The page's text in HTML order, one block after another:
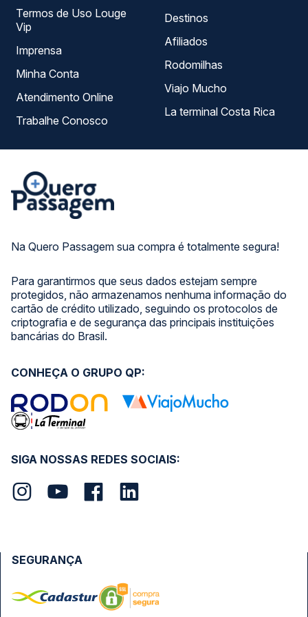
Na Quero Passagem sua compra é totalmente segura!
Para garantirmos que seus dados estejam sempre
protegidos, não armazenamos nenhuma informação do
cartão de crédito utilizado, seguindo os protocolos de
criptografia e de segurança das principais instituições
bancárias do Brasil.
Termos de Uso Louge
Vip
Imprensa
Minha Conta
Atendimento Online
Trabalhe Conosco
Destinos
Afiliados
Rodomilhas
Viajo Mucho
La terminal Costa Rica
SIGA NOSSAS REDES SOCIAIS:
CONHEÇA O GRUPO QP:
SEGURANÇA